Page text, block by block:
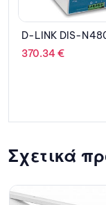
LOGITECH
ConferenceCam
Σχετικά